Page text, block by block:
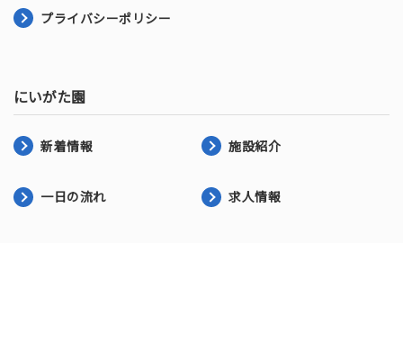
プライバシーポリシー
にいがた園
新着情報 施設紹介
一日の流れ 求人情報